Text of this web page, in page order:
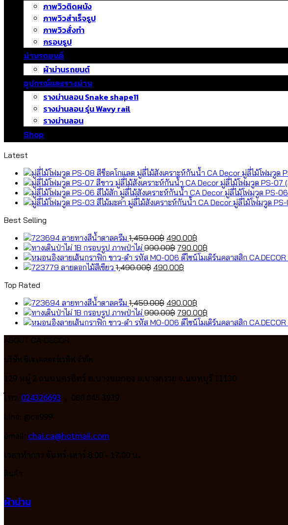
ภาพวิวติดผนัง
ภาพวิวสำเร็จรูป
ภาพวิวสั่งทำ
กรอบรูป
ม่านรถยนต์
ผ้าม่านรถยนต์
อุปกรณ์และรางม่าน
รางม่านลอน Snake shape11
รางม่านลอน รุ่น Wavy rail
รางม่านลอน
Shop
Latest
มู่ลี่ไม้โฟมวูด
มู่ลี่ไม้โฟมวูด PS-07
มู่ลี่ไม้โฟมวูด PS-
มู่ลี่ไม้โฟมวูด
Best Selling
ลายทางสีน้ำตาลครีม 1,459.00฿ Original
price
was:
1,459.00฿.
490.00฿
price
is:
กรอบรูป ภาพป่าไผ่ 990.00฿ Original
price
was:
790.00฿
price
ลายดอกไม้สีเขียว 1,490.00฿ Original
490.00฿
Top Rated
ลายทางสีน้ำตาลครีม 1,459.00฿ Original
price
was:
490.00฿
price
is:
กรอบรูป ภาพป่าไผ่ 990.00฿ Original
price
790.00฿
price
024326693
chai.ca@hotmail.com
ผ้าม่าน